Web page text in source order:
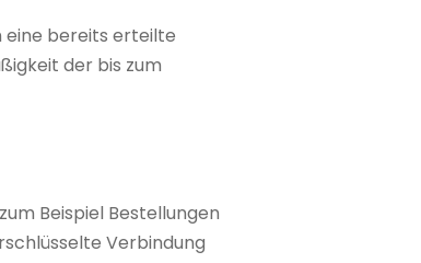
eine bereits erteilte
der bis zum
Beispiel Bestellungen
Verbindung